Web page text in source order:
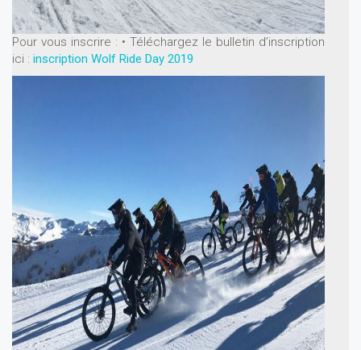
Pour vous inscrire : • Téléchargez le bulletin d’inscription
ici : inscription Wolf Ride Day 2019